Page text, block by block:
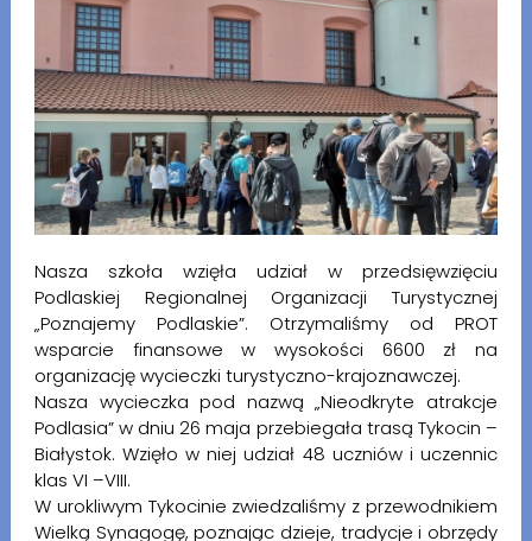
Nasza szkoła wzięła udział w przedsięwzięciu
Podlaskiej Regionalnej Organizacji Turystycznej
„Poznajemy Podlaskie”. Otrzymaliśmy od PROT
wsparcie finansowe w wysokości 6600 zł na
organizację wycieczki turystyczno-krajoznawczej.
Nasza wycieczka pod nazwą „Nieodkryte atrakcje
Podlasia” w dniu 26 maja przebiegała trasą Tykocin –
Białystok. Wzięło w niej udział 48 uczniów i uczennic
klas VI –VIII.
W urokliwym Tykocinie zwiedzaliśmy z przewodnikiem
Wielką Synagogę, poznając dzieje, tradycje i obrzędy